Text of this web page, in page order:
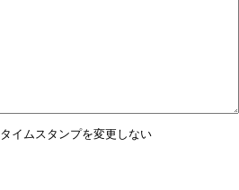
タイムスタンプを変更しない